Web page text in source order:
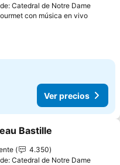
Catedral de Notre Dame
con música en vivo
Ver precios
a favoritos
Bastille
4.350
Catedral de Notre Dame